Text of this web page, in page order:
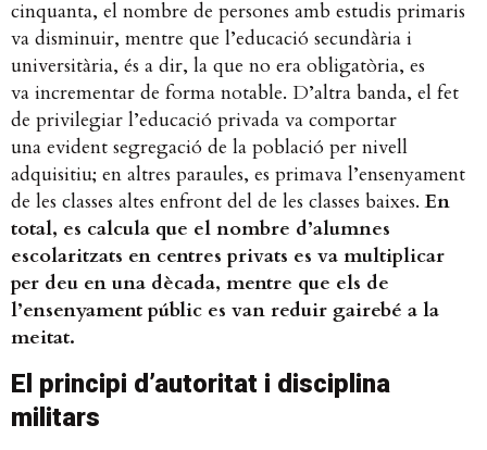
cinquanta, el nombre de persones amb estudis primaris
va disminuir, mentre que l’educació secundària i
universitària, és a dir, la que no era obligatòria, es
va incrementar de forma notable. D’altra banda, el fet
de privilegiar l’educació privada va comportar
una evident segregació de la població per nivell
adquisitiu; en altres paraules, es primava l’ensenyament
de les classes altes enfront del de les classes baixes.En
total, es calcula que el nombre d’alumnes
escolaritzats en centres privats es va multiplicar
per deu en una dècada, mentre que els de
l’ensenyament públic es van reduir gairebé a la
meitat.
El principi d’autoritat i disciplina
militars